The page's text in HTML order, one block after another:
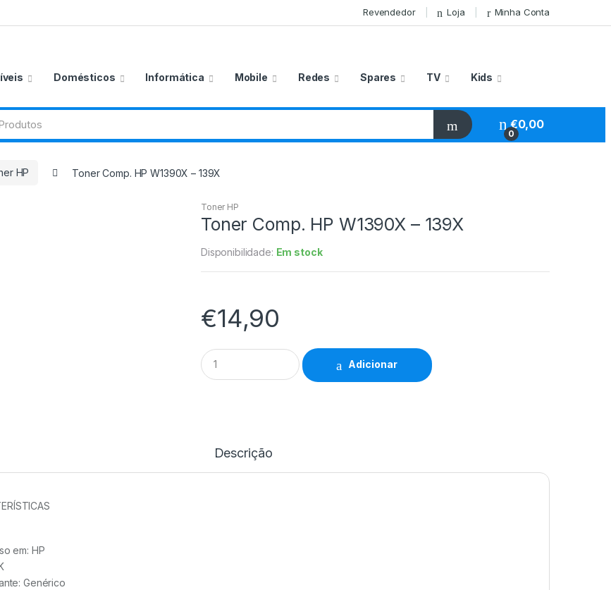
Revendedor Loja Minha Conta
Domésticos Informática Mobile Redes Spares TV Kids
0
€0,00
HP Toner Comp. HP W1390X – 139X
Toner HP
Toner Comp. HP W1390X – 139X
Disponibilidade: Em stock
€14,90
Toner
Comp.
HP
Adicionar
Descrição
em: HP
Genérico